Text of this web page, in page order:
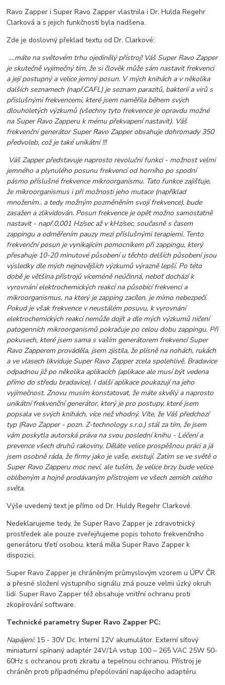
Ravo Zapper i Super Ravo Zapper vlastnila i Dr. Hulda Regehr
Clarková a s jejich funkčností byla nadšena.
Zde je doslovný překlad textu od Dr. Clarkové:
....máte na světovém trhu ojedinělý přístroj! Váš Super Ravo Zapper
je skutečně vyjímečný tím, že si člověk může sám nastavit frekvenci
a její postupný a velice jemný posun. V mých knihách a v několika
dalších seznamech (např.CAFL) je seznam parazitů, bakterií a virů s
příslušnými frekvencemi, které jsem naměřila během svých
dlouholetých výzkumů (všechny tyto frekvence je opravdu možné
na Super Ravo Zapperu k mému překvapení nastavit). Váš
frekvenční generátor Super Ravo Zapper obsahuje dohromady 350
předvoleb, což je také unikátní !!!
Váš Zapper představuje naprosto revoluční funkci - možnost velmi
jemného a plynulého posunu frekvencí od horního po spodní
pásmo příslušné frekvence mikroorganismu. Tato funkce zajišťuje,
že mikroorganismus i při možnosti jeho mutace (například
množením.. a tedy možným pozměněním svojí frekvence), bude
zasažen a zlikvidován. Posun frekvence je opět možno samostatně
nastavit - např.0,001 Hz/sec až v kHz/sec, současně s časem
zappingu a odměřením pauzy mezi příslušnými terapiemi. Tento
frekvenční posun je vynikajícím pomocníkem při zappingu, který
přesahuje 10-20 minutové působení u těchto delších působení jsou
výsledky dle mých nejnovějších výzkumů výrazně lepší. Po této
době je většina přístrojů víceméně neúčinná, neboť dochází k
vyrovnání elektrochemických reakcí na působící frekvenci a
mikroorganismus, na který je zapping zacílen, je mimo nebezpečí.
Pokud je však frekvence v neustálém posuvu, k vyrovnání
elektrochemických reakcí nemůže dojít a dle mých výzkumů ničení
patogenních mikroorganismů pokračuje po celou dobu zappingu. Při
pokusech, které jsem sama s vaším generátorem frekvencí Super
Ravo Zapperem prováděla, jsem zjistila, že plísně na nohách, rukách
a ve vlasech likviduje Super Ravo Zapper zcela spolehlivě. Bradavice
odpadnou již po několika aplikacích (aplikace ale musí být vedena
přímo do středu bradavice). I další aplikace poukazují na jeho
vyjímečnost. Znovu musím konstatovat, že máte skvělý a naprosto
unikátní frekvenční generátor, který je pro postupy, které jsem
popsala ve svých knihách, více než vhodný. Víte, že Váš předchozí
typ (Ravo Zapper - pozn. Z-technology s.r.o.) stál za tím, že jsem
vám poskytla autorská práva na svou poslední knihu - Léčení a
prevence všech druhů rakoviny. Děláte velice prospěšnou práci a já
jsem osobně ráda, že firmy jako je vaše, existují. Zatím se ve světě o
Super Ravo Zapperu moc neví, ale tuším, že velice brzy bude velice
oblíbeným a hojně prodávaným přístrojem ve všech zemích celého
světa.
Výše uvedený text je přímo od Dr. Huldy Regehr Clarkové.
Nedeklarujeme tedy, že Super Ravo Zapper je zdravotnický
prostředek ale pouze zveřejňujeme popis tohoto frekvenčního
generátoru třetí osobou, která měla Super Ravo Zapper k
dispozici.
Super Ravo Zapper je chráněným průmyslovým vzorem u ÚPV ČR
a přesné složení výstupního signálu zná pouze velmi úzký okruh
lidí. Super Ravo Zapper též obsahuje vnitřní ochranu proti
zkopírování software.
Technické parametry Super Ravo Zapper PC:
Napájení:15 - 30V Dc. Interní 12V akumulátor. Externí síťový
miniaturní spínaný adaptér 24V/1A vstup 100 – 265 VAC 25W 50-
60Hz s ochranou proti zkratu a tepelnou ochranou. Přístroj je
chráněn proti případnému přepólování napájecího adaptéru.